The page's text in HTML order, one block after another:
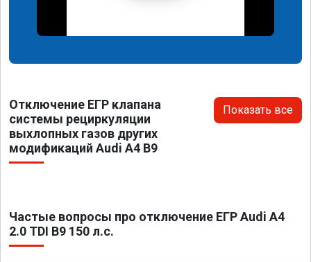
Отключение ЕГР клапана
системы рециркуляции
выхлопных газов других
модификаций Audi A4 B9
Показать все
Частые вопросы про отключение ЕГР Audi A4
2.0 TDI B9 150 л.с.